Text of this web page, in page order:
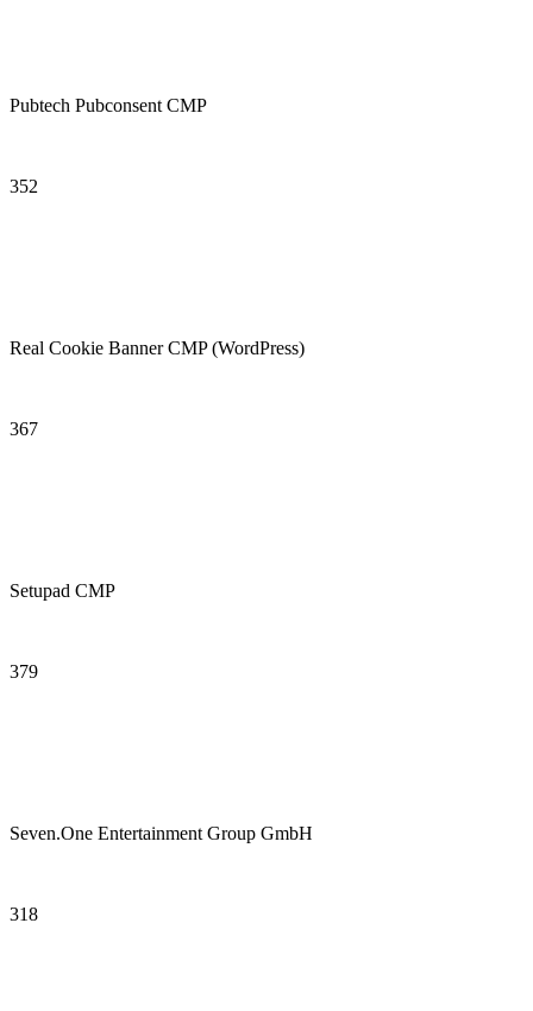
Pubtech Pubconsent CMP
352
Real Cookie Banner CMP (WordPress)
367
Setupad CMP
379
Seven.One Entertainment Group GmbH
318